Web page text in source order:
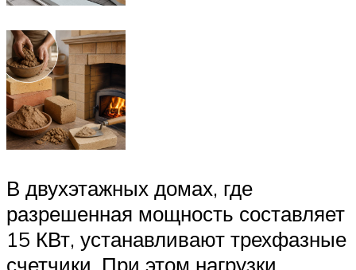
В двухэтажных домах, где
разрешенная мощность составляет
15 КВт, устанавливают трехфазные
счетчики. При этом нагрузки